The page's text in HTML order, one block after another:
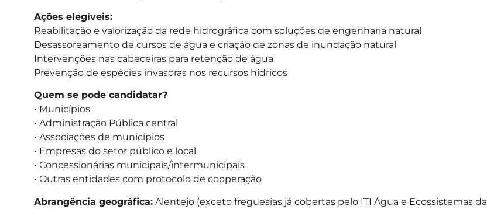
Ações elegíveis:
Reabilitação e valorização da rede hidrográfica com soluções de engenharia natural
Desassoreamento de cursos de água e criação de zonas de inundação natural
Intervenções nas cabeceiras para retenção de água
Prevenção de espécies invasoras nos recursos hídricos
Quem se pode candidatar?
• Municípios
• Administração Pública central
• Associações de municípios
• Empresas do setor público e local
• Concessionárias municipais/intermunicipais
• Outras entidades com protocolo de cooperação
Abrangência geográfica: Alentejo (exceto freguesias já cobertas pelo ITI Água e Ecossistemas da